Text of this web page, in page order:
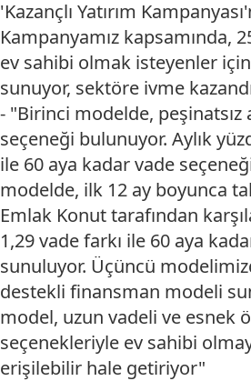
'Kazançlı Yatırım
Kampanyamız kapsamında,
ev sahibi olmak isteyenler
sunuyor, sektöre ivme
- "Birinci modelde, peşinatsız
seçeneği bulunuyor. Aylık
ile 60 aya kadar vade
modelde, ilk 12 ay boyunca
Emlak Konut tarafından
1,29 vade farkı ile 60 aya
sunuluyor. Üçüncü
destekli finansman modeli
model, uzun vadeli ve esnek
seçenekleriyle ev sahibi
erişilebilir hale getiriyor"